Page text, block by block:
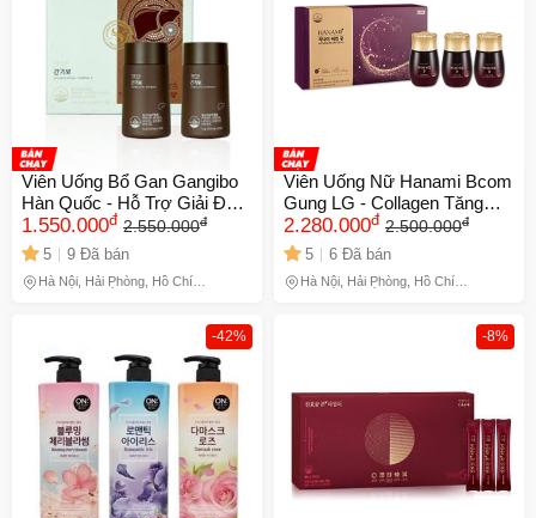
Mua nhiều
Mới nhất
Giá từ cao - thấp
Viên Uống Bổ Gan Gangibo
Hàn Quốc - Hỗ Trợ Giải Độc,
Tăng Cường Chức Năng
Gan - Hộp 180 Viên Cao Cấp
1.550.000đ 2.550.000đ
5 9 Đã bán
Hà Nội, Hải Phòng, Hồ Chí
Viên Uống Nữ Hanami Bcom
Gung LG - Collagen Tăng
Cường Sức Khỏe & Làn Da
Trẻ Trung - Giải Pháp Nội Tiết
Tố Hiệu Quả
2.280.000đ 2.500.000đ
5 6 Đã bán
Hà Nội, Hải Phòng, Hồ Chí
-42% -8%